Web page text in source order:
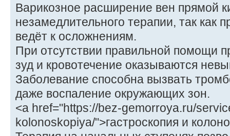
Варикозное расширение вен прямой
незамедлительного терапии, так как
ведёт к осложнениям.
При отсутствии правильной помощи
зуд и кровотечение оказываются
Заболевание способна вызвать
даже воспаление окружающих зон.
<a href="https://bez-gemorroya.ru/
kolonoskopiya/">гастроскопия и